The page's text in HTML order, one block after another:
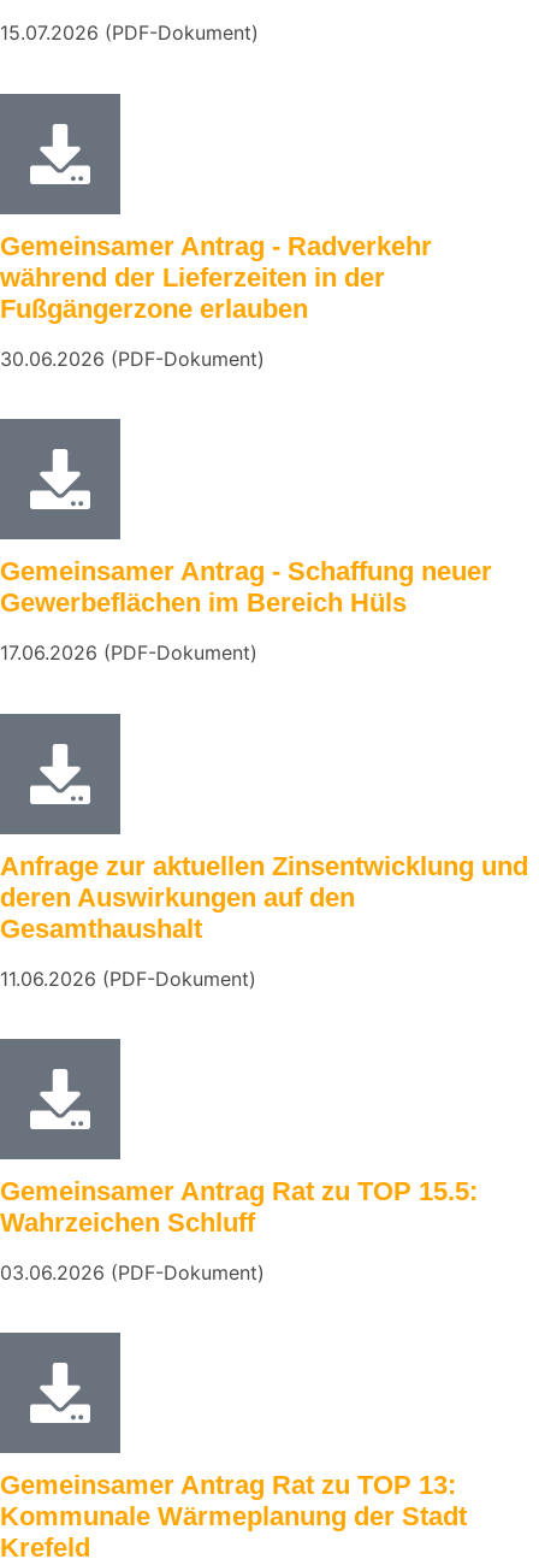
15.07.2026 (PDF-Dokument)
Gemeinsamer Antrag - Radverkehr
während der Lieferzeiten in der
Fußgängerzone erlauben
30.06.2026 (PDF-Dokument)
Gemeinsamer Antrag - Schaffung neuer
Gewerbeflächen im Bereich Hüls
17.06.2026 (PDF-Dokument)
Anfrage zur aktuellen Zinsentwicklung und
deren Auswirkungen auf den
Gesamthaushalt
11.06.2026 (PDF-Dokument)
Gemeinsamer Antrag Rat zu TOP 15.5:
Wahrzeichen Schluff
03.06.2026 (PDF-Dokument)
Gemeinsamer Antrag Rat zu TOP 13:
Kommunale Wärmeplanung der Stadt
Krefeld